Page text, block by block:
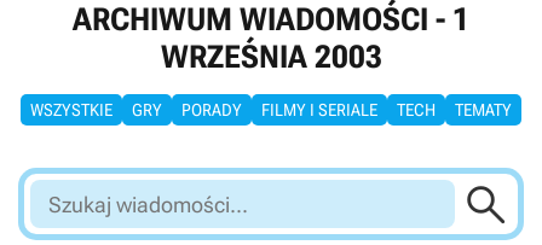
ARCHIWUM WIADOMOŚCI - 1
WRZEŚNIA 2003
WSZYSTKIE GRY PORADY FILMY I SERIALE TECH TEMATY
Szukaj
wiadomości...
